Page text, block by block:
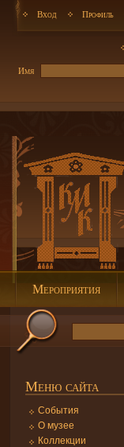
Вход Профиль
Имя
Мероприятия
Меню сайта
События
О музее
Коллекции